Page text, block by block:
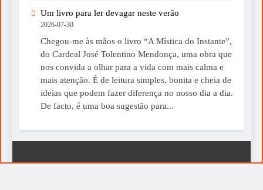
Um livro para ler devagar neste verão
2026-07-30
Chegou-me às mãos o livro “A Mística do Instante”,
do Cardeal José Tolentino Mendonça, uma obra que
nos convida a olhar para a vida com mais calma e
mais atenção. É de leitura simples, bonita e cheia de
ideias que podem fazer diferença no nosso dia a dia.
De facto, é uma boa sugestão para...